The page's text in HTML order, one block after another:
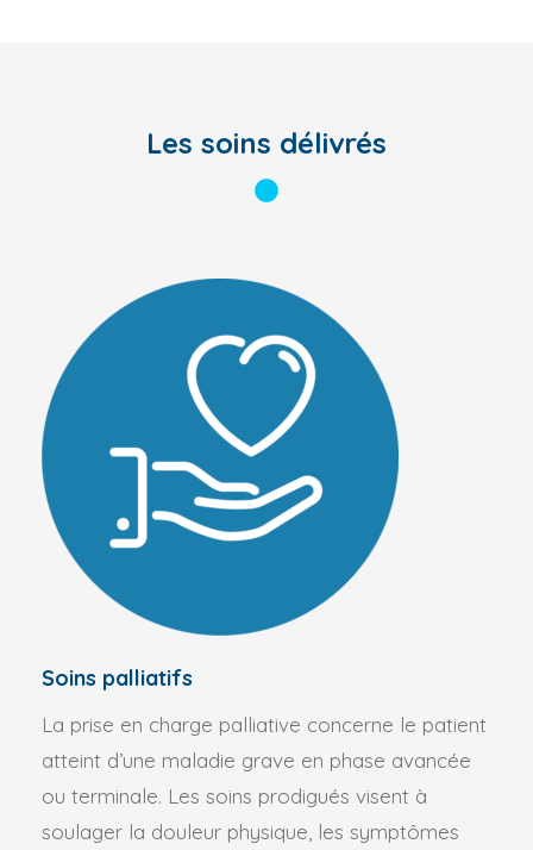
Les soins délivrés
Soins palliatifs
La prise en charge palliative concerne le patient
atteint d’une maladie grave en phase avancée
ou terminale. Les soins prodigués visent à
soulager la douleur physique, les symptômes